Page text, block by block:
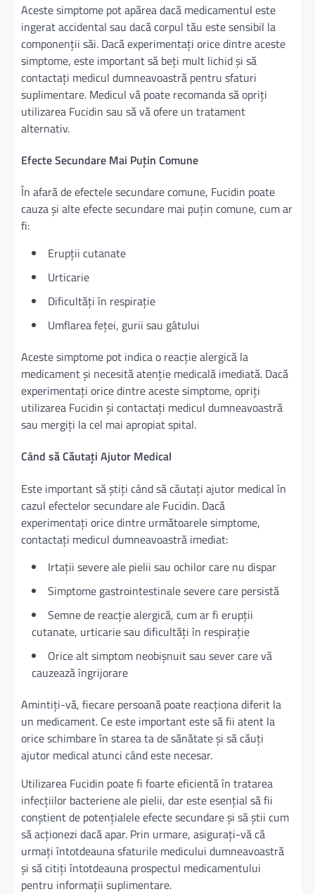
Aceste simptome pot apărea dacă medicamentul este
ingerat accidental sau dacă corpul tău este sensibil la
componenții săi. Dacă experimentați orice dintre aceste
simptome, este important să beți mult lichid și să
contactați medicul dumneavoastră pentru sfaturi
suplimentare. Medicul vă poate recomanda să opriți
utilizarea Fucidin sau să vă ofere un tratament
alternativ.
Efecte Secundare Mai Puțin Comune
În afară de efectele secundare comune, Fucidin poate
cauza și alte efecte secundare mai puțin comune, cum ar
fi:
Erupții cutanate
Urticarie
Dificultăți în respirație
Umflarea feței, gurii sau gâtului
Aceste simptome pot indica o reacție alergică la
medicament și necesită atenție medicală imediată. Dacă
experimentați orice dintre aceste simptome, opriți
utilizarea Fucidin și contactați medicul dumneavoastră
sau mergiți la cel mai apropiat spital.
Când să Căutați Ajutor Medical
Este important să știți când să căutați ajutor medical în
cazul efectelor secundare ale Fucidin. Dacă
experimentați orice dintre următoarele simptome,
contactați medicul dumneavoastră imediat:
Irtații severe ale pielii sau ochilor care nu dispar
Simptome gastrointestinale severe care persistă
Semne de reacție alergică, cum ar fi erupții
cutanate, urticarie sau dificultăți în respirație
Orice alt simptom neobișnuit sau sever care vă
cauzează îngrijorare
Amintiți-vă, fiecare persoană poate reacționa diferit la
un medicament. Ce este important este să fii atent la
orice schimbare în starea ta de sănătate și să căuți
ajutor medical atunci când este necesar.
Utilizarea Fucidin poate fi foarte eficientă în tratarea
infecțiilor bacteriene ale pielii, dar este esențial să fii
conștient de potențialele efecte secundare și să știi cum
să acționezi dacă apar. Prin urmare, asigurați-vă că
urmați întotdeauna sfaturile medicului dumneavoastră
și să citiți întotdeauna prospectul medicamentului
pentru informații suplimentare.